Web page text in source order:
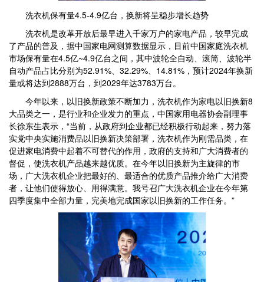
洗衣机保有量4.5-4.9亿台，换新将呈稳步增长趋势
洗衣机是改革开放后最早进入千家万户的家电产品，较早完成
了产品的普及，据中国家电网测算数据显示，目前中国家庭洗衣机
市场保有量在4.5亿~4.9亿台之间，其中波轮全自动、滚筒、波轮半
自动产品占比分别为52.91%、32.29%、14.81%，预计2024年换新
量或将达到2888万台，到2029年达3783万台。
今年以来，以旧换新政策不断加力，洗衣机作为家电以旧换新8
大品类之一，是行业和企业发力的重点，中国家用电器协会副理事
长徐东生表示，“当前，从政府到企业都已经积极行动起来，努力落
实党中央实施消费品以旧换新决策部署，洗衣机作为刚需品类，在
促进家电消费中起着不可替代的作用，政府的支持和广大消费者的
督促，使洗衣机产品越来越优质。在今年以旧换新为主旋律的市
场，广大洗衣机企业把最好的、最适合的优质产品推介给广大消费
者，让他们使得放心、用得满意。我号召广大洗衣机企业在今年第
四季度集中全部力量，完美地完成国家以旧换新的工作任务。”